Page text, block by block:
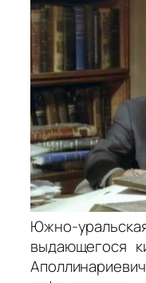
Южно-
выдающегося